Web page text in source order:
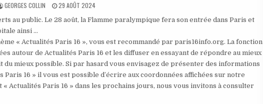
AUTHOR:
GEORGES COLLIN
PUBLISHED
29 AOÛT 2024
au public. Le 28 août, la Flamme paralympique fera son entrée dans Paris et
ainsi …
« Actualités Paris 16 », vous est recommandé par paris16info.org. La fonction
autour de Actualités Paris 16 et les diffuser en essayant de répondre au mieux
mieux possible. Si par hasard vous envisagez de présenter des informations
16 » il vous est possible d’écrire aux coordonnées affichées sur notre
Actualités Paris 16 » dans les prochains jours, nous vous invitons à consulter